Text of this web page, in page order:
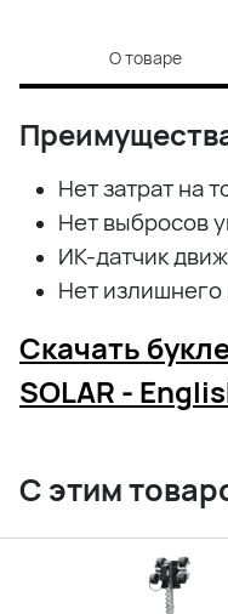
О товаре
Нет затрат на
Нет выбросов
ИК-датчик
Нет
Скачать
SOLAR -
С этим